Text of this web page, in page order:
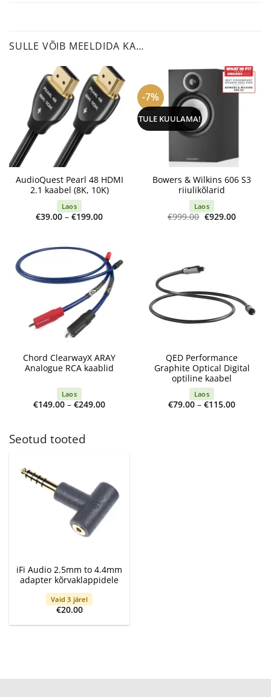
SULLE VÕIB MEELDIDA KA…
AudioQuest Pearl 48 HDMI
2.1 kaabel (8K, 10K)
Laos
€39.00 – €199.00Price
-7%
TULE KUULAMA!
Bowers & Wilkins 606 S3
riiulikõlarid
Laos
€999.00 Algne
hind
€929.00Current
Chord ClearwayX ARAY
Analogue RCA kaablid
Laos
€149.00 – €249.00Price
QED Performance
Graphite Optical Digital
optiline kaabel
Laos
€79.00 – €115.00Price
Seotud tooted
iFi Audio 2.5mm to 4.4mm
adapter kõrvaklappidele
Vaid 3 järel
€20.00